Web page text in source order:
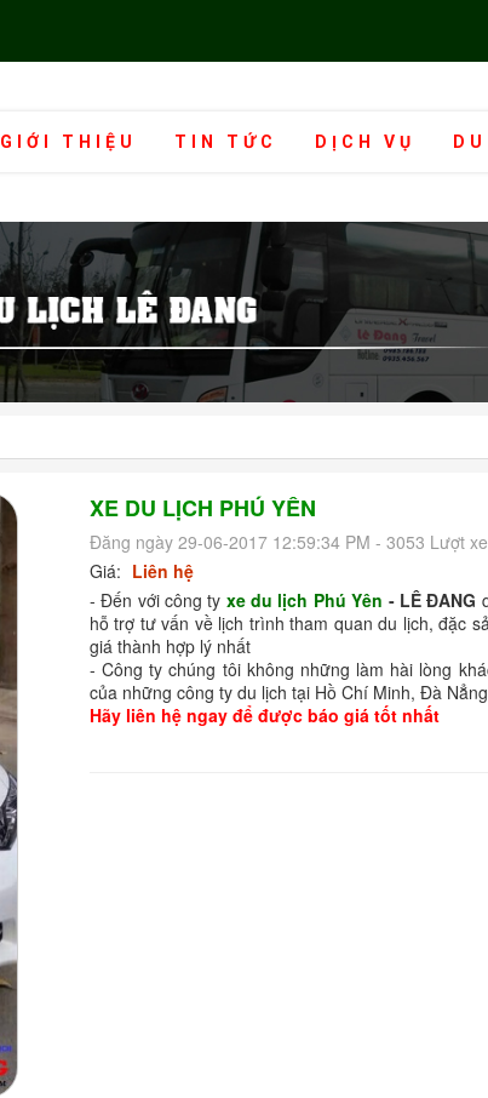
GIỚI THIỆU TIN TỨC DỊCH VỤ
XE DU LỊCH PHÚ YÊN
Đăng ngày 29-06-2017 12:59:34 PM - 3053 Lượt
Giá: Liên hệ
- Đến với công ty xe du lịch Phú Yên - LÊ ĐANG
hỗ trợ tư vấn về lịch trình tham quan du lịch, đặc
giá thành hợp lý nhất
- Công ty chúng tôi không những làm hài lòng
của những công ty du lịch tại Hồ Chí Minh, Đà
Hãy liên hệ ngay để được báo giá tốt nhất